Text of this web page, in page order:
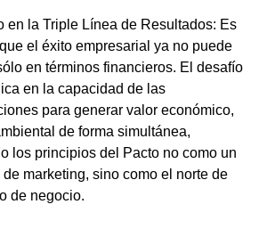
en la Triple Línea de Resultados: Es
el éxito empresarial ya no puede
en términos financieros. El desafío
en la capacidad de las
para generar valor económico,
de forma simultánea,
los principios del Pacto no como un
marketing, sino como el norte de
de negocio.